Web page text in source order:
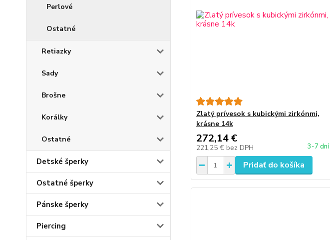
Perlové
Ostatné
Retiazky
Sady
Brošne
Korálky
Ostatné
Detské šperky
Ostatné šperky
Pánske šperky
Piercing
Zlatý prívesok s kubickými zirkónmi,
krásne 14k
272,14 €
221,25 € bez DPH 3-7 dní
Pridať do košíka